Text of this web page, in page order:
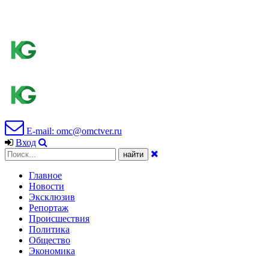
E-mail: omc@omctver.ru
Вход
Главное
Новости
Эксклюзив
Репортаж
Происшествия
Политика
Общество
Экономика